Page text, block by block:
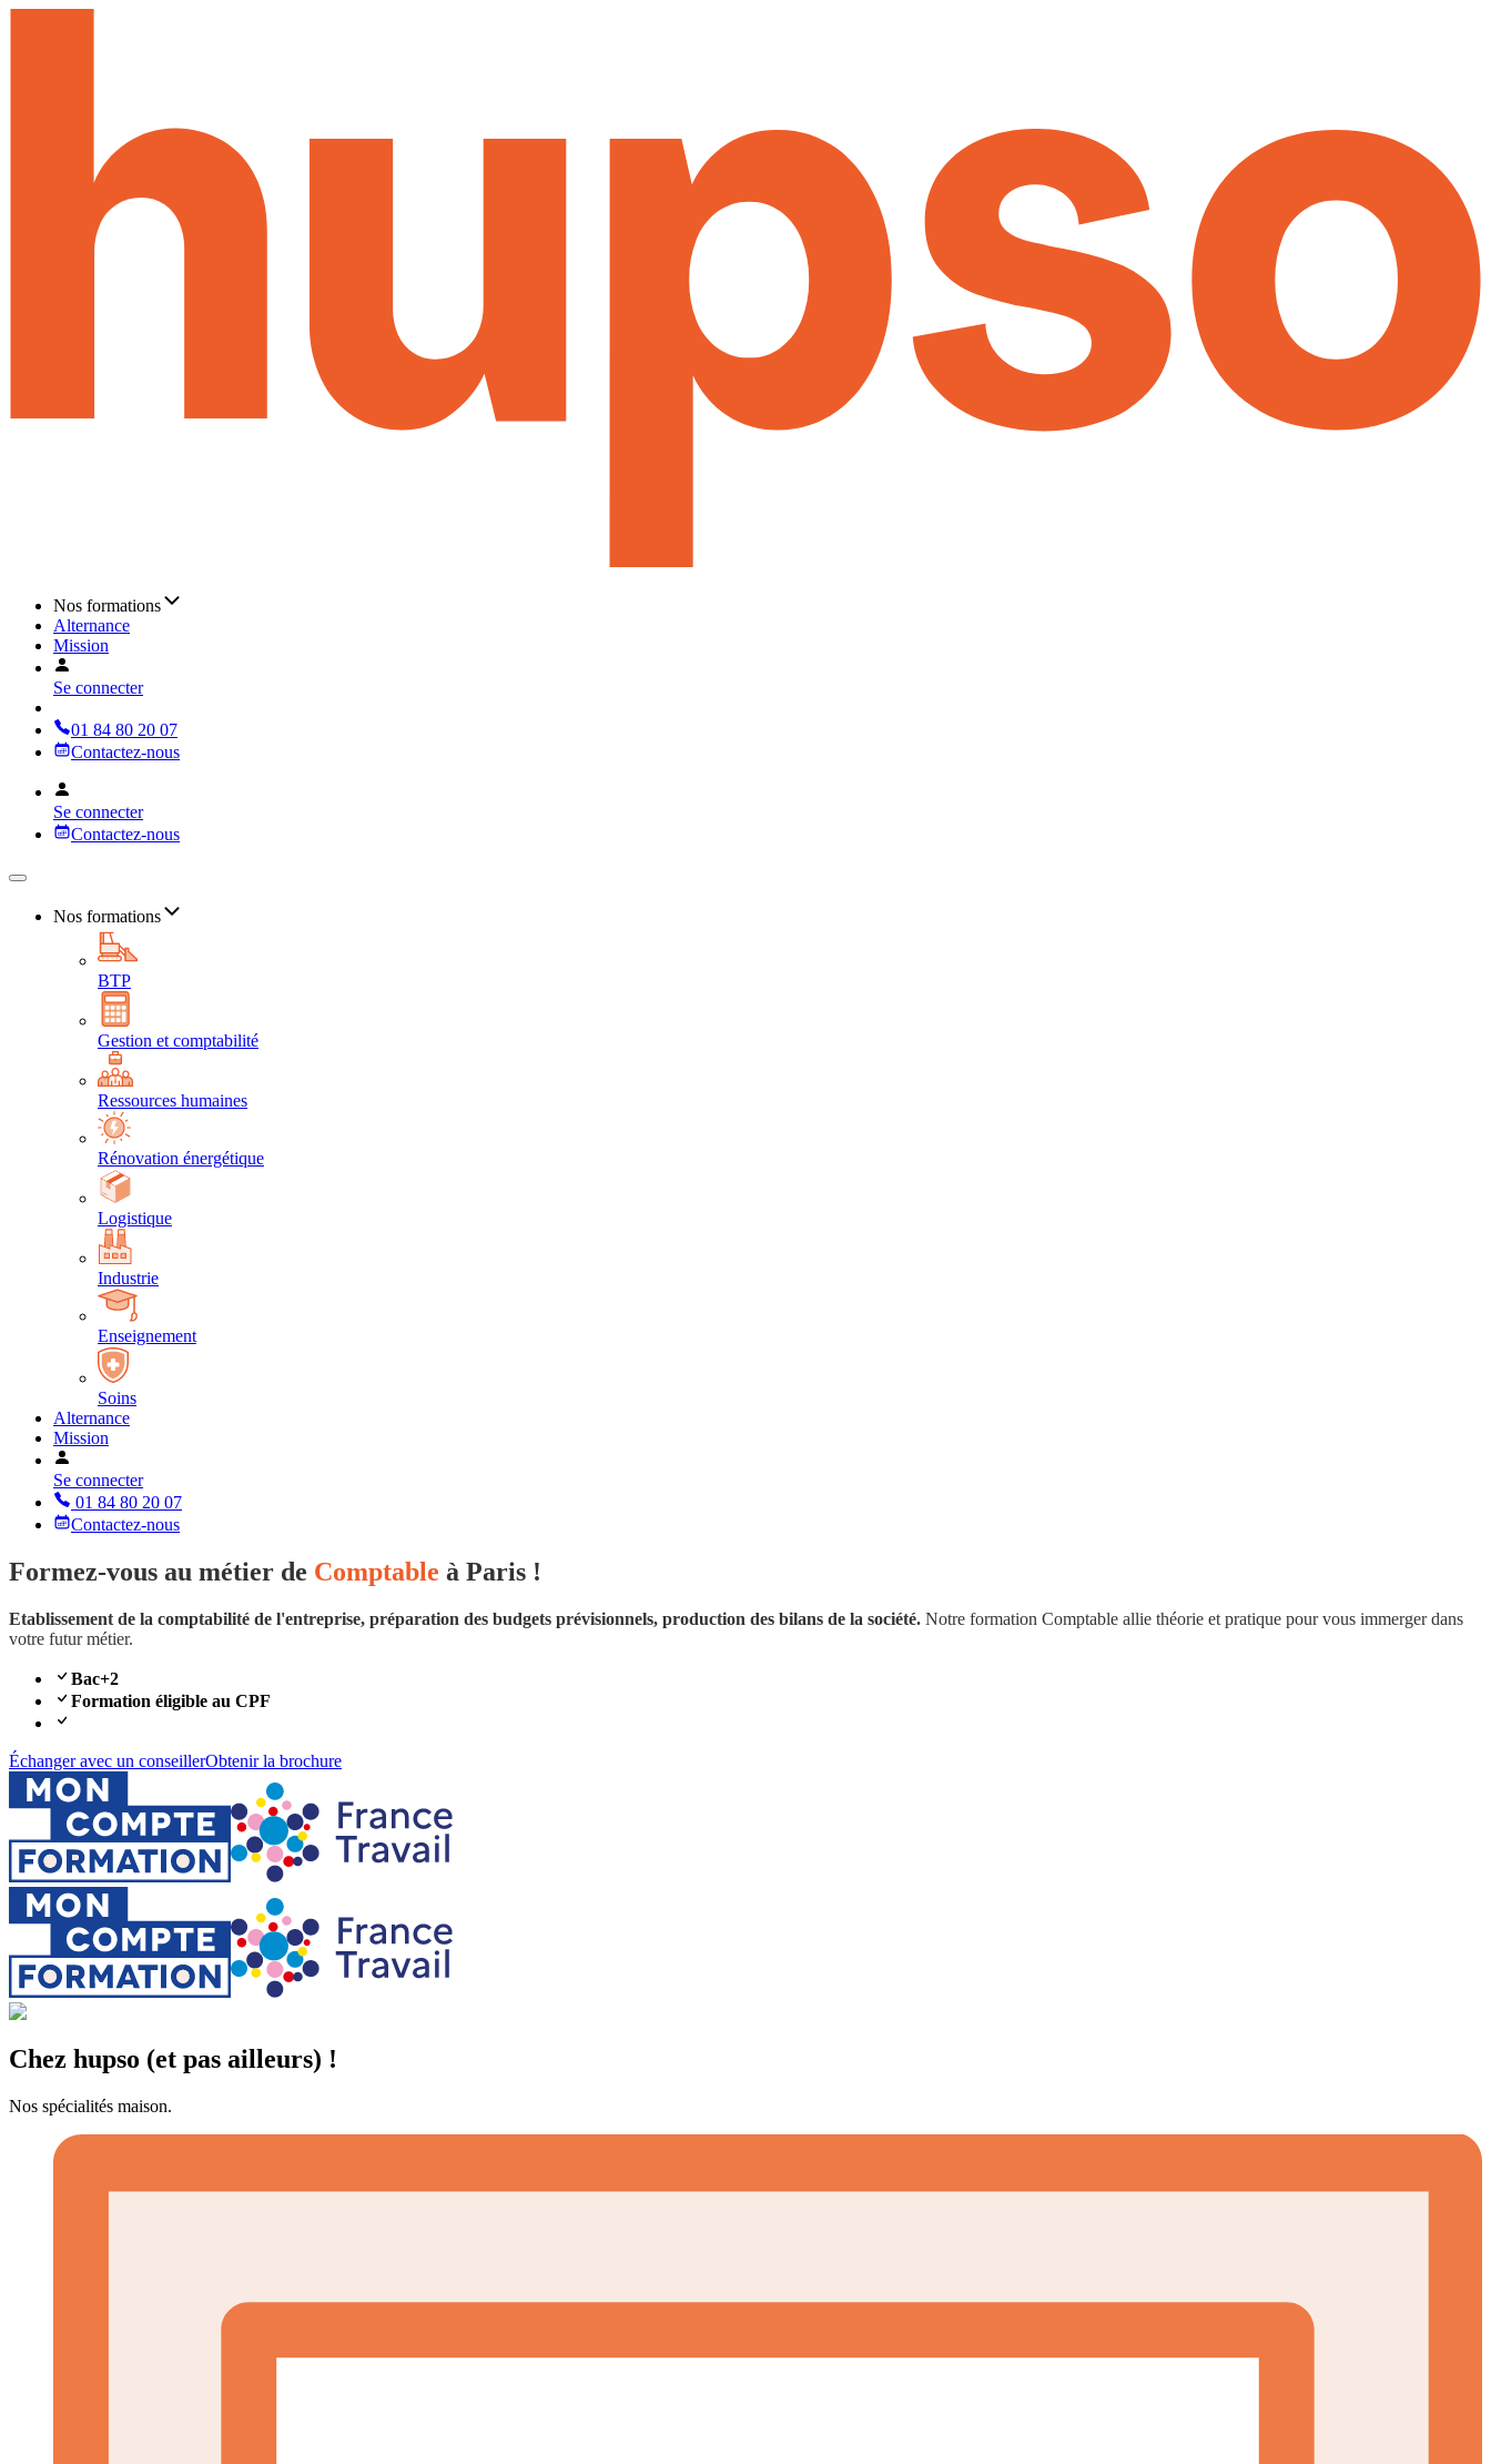
Nos formations
Alternance
Mission
Se connecter
01 84 80 20 07
Contactez-nous
Se connecter
Contactez-nous
Nos formations
BTP
Gestion et comptabilité
Ressources humaines
Rénovation énergétique
Logistique
Industrie
Enseignement
Soins
Alternance
Mission
Se connecter
01 84 80 20 07
Contactez-nous
Formez-vous au métier de Comptable à Paris !
Etablissement de la comptabilité de l'entreprise, préparation des budgets prévisionnels, production des bilans de la société. Notre formation Comptable allie théorie et pratique pour vous immerger dans
votre futur métier.
Bac+2
Formation éligible au CPF
Échanger avec un conseillerObtenir la brochure
Chez hupso (et pas ailleurs) !
Nos spécialités maison.